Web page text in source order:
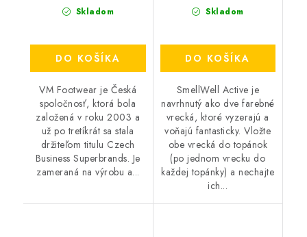
Skladom
DO KOŠÍKA
VM Footwear je Česká
spoločnosť, ktorá bola
založená v roku 2003 a
už po tretíkrát sa stala
držiteľom titulu Czech
Business Superbrands. Je
zameraná na výrobu a...
Skladom
DO KOŠÍKA
SmellWell Active je
navrhnutý ako dve farebné
vrecká, ktoré vyzerajú a
voňajú fantasticky. Vložte
obe vrecká do topánok
(po jednom vrecku do
každej topánky) a nechajte
ich...